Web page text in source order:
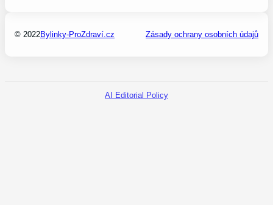
© 2022Bylinky-ProZdraví.cz Zásady ochrany osobních údajů
AI Editorial Policy